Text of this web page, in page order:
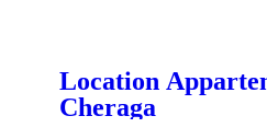
Location
Cheraga